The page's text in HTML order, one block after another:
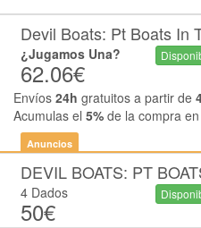
Devil Boats: Pt Boats In
¿Jugamos Una?
62.06€
Envíos 24h gratuitos a partir de
Acumulas el 5% de la compra
Anuncios
DEVIL BOATS: PT
4 Dados
50€